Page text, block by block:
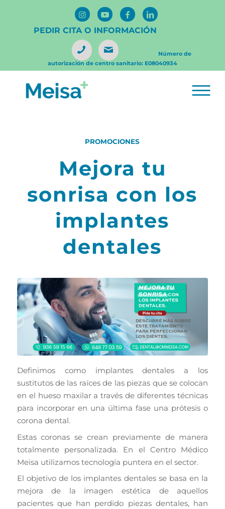
PEDIR CITA O INFORMACIÓN
Número de
autorización de centro sanitario: E08040934
PROMOCIONES
Mejora tu
sonrisa con los
implantes
dentales
Definimos como implantes dentales a los
sustitutos de las raíces de las piezas que se colocan
en el hueso maxilar a través de diferentes técnicas
para incorporar en una última fase una prótesis o
corona dental.
Estas coronas se crean previamente de manera
totalmente personalizada. En el Centro Médico
Meisa utilizamos tecnología puntera en el sector.
El objetivo de los implantes dentales se basa en la
mejora de la imagen estética de aquellos
pacientes que han perdido piezas dentales, han